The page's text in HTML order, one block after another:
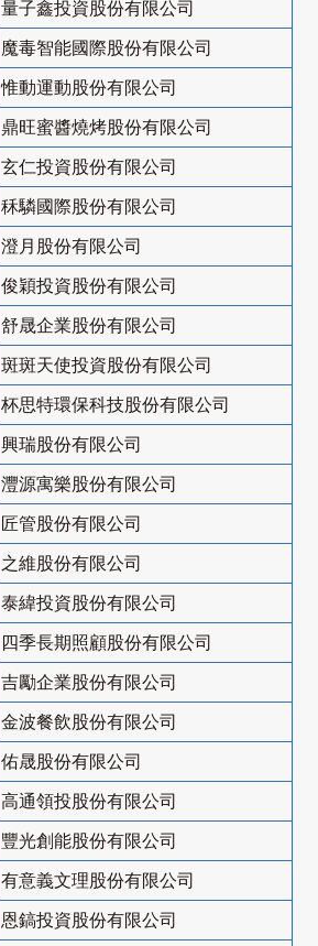
量子鑫投資股份有限公司
魔毒智能國際股份有限公司
惟動運動股份有限公司
鼎旺蜜醬燒烤股份有限公司
玄仁投資股份有限公司
秝驎國際股份有限公司
澄月股份有限公司
俊穎投資股份有限公司
舒晟企業股份有限公司
斑斑天使投資股份有限公司
杯思特環保科技股份有限公司
興瑞股份有限公司
灃源寓樂股份有限公司
匠管股份有限公司
之維股份有限公司
泰緯投資股份有限公司
四季長期照顧股份有限公司
吉勵企業股份有限公司
金波餐飲股份有限公司
佑晟股份有限公司
高通領投股份有限公司
豐光創能股份有限公司
有意義文理股份有限公司
恩鎬投資股份有限公司